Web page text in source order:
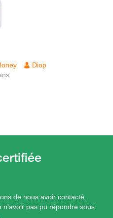
Diop
de nous avoir contacté.
n'avoir pas pu répondre sous